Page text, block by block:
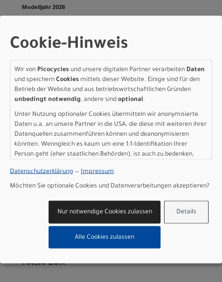
Modelljahr 2026
Größe: M
pro Stück (inkl. MwSt. zzgl. Versandkosten für
Grossartikel)
799,00 EUR
IN DEN WARENKORB
Scott Contrail 20 - black -
XS
Modelljahr 2026
Nicht im Laden verfügbar - Jetzt anfragen!
Art.Nr. 4256330001004
pro Stück (inkl. MwSt. zzgl. Versandkosten für
799,00 EUR
Cookie-Hinweis
Wir von Picocycles und unsere digitalen Partner verarbeiten Daten
und speichern Cookies mittels dieser Website. Einige sind für den
Betrieb der Website und aus betriebswirtschaftlichen Gründen
unbedingt notwendig, andere sind optional.
Unter Nutzung optionaler Cookies übermitteln wir anonymisierte
Daten u.a. an unsere Partner in die USA, die diese mit weiteren ihrer
Datenquellen zusammenführen können und deanonymisieren
könnten. Wenngleich es kaum um eine 1:1-Identifikation Ihrer
Person geht (eher staatlichen Behörden), ist auch zu bedenken,
sind wie bei uns in der Europäischen Union.
Datenschutzerklärung — Impressum
Möchten Sie optionale Cookies und Datenverarbeitungen akzeptieren?
Details
Nur notwendige Cookies zulassen
Alle Cookies zulassen